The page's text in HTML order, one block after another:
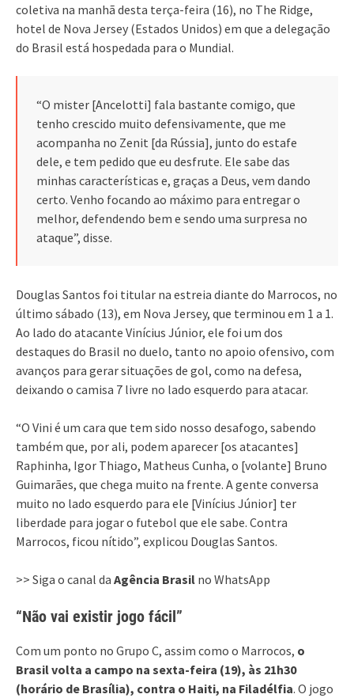
coletiva na manhã desta terça-feira (16), no The Ridge,
hotel de Nova Jersey (Estados Unidos) em que a delegação
do Brasil está hospedada para o Mundial.
“O mister [Ancelotti] fala bastante comigo, que
tenho crescido muito defensivamente, que me
acompanha no Zenit [da Rússia], junto do estafe
dele, e tem pedido que eu desfrute. Ele sabe das
minhas características e, graças a Deus, vem dando
certo. Venho focando ao máximo para entregar o
melhor, defendendo bem e sendo uma surpresa no
ataque”, disse.
Douglas Santos foi titular na estreia diante do Marrocos, no
último sábado (13), em Nova Jersey, que terminou em 1 a 1.
Ao lado do atacante Vinícius Júnior, ele foi um dos
destaques do Brasil no duelo, tanto no apoio ofensivo, com
avanços para gerar situações de gol, como na defesa,
deixando o camisa 7 livre no lado esquerdo para atacar.
“O Vini é um cara que tem sido nosso desafogo, sabendo
também que, por ali, podem aparecer [os atacantes]
Raphinha, Igor Thiago, Matheus Cunha, o [volante] Bruno
Guimarães, que chega muito na frente. A gente conversa
muito no lado esquerdo para ele [Vinícius Júnior] ter
liberdade para jogar o futebol que ele sabe. Contra
Marrocos, ficou nítido”, explicou Douglas Santos.
>> Siga o canal da Agência Brasil no WhatsApp
“Não vai existir jogo fácil”
Com um ponto no Grupo C, assim como o Marrocos, o
Brasil volta a campo na sexta-feira (19), às 21h30
(horário de Brasília), contra o Haiti, na Filadélfia. O jogo